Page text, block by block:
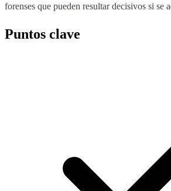
forenses que pueden resultar decisivos si se
Puntos clave